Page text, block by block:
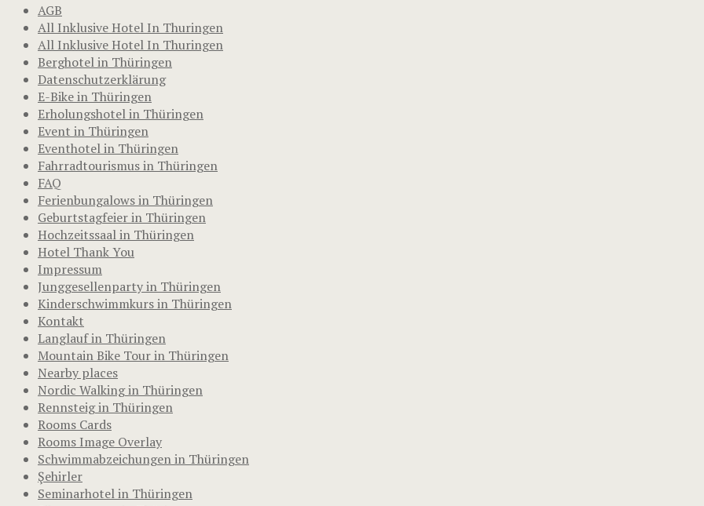
AGB
All Inklusive Hotel In Thuringen
All Inklusive Hotel In Thuringen
Berghotel in Thüringen
Datenschutzerklärung
E-Bike in Thüringen
Erholungshotel in Thüringen
Event in Thüringen
Eventhotel in Thüringen
Fahrradtourismus in Thüringen
FAQ
Ferienbungalows in Thüringen
Geburtstagfeier in Thüringen
Hochzeitssaal in Thüringen
Hotel Thank You
Impressum
Junggesellenparty in Thüringen
Kinderschwimmkurs in Thüringen
Kontakt
Langlauf in Thüringen
Mountain Bike Tour in Thüringen
Nearby places
Nordic Walking in Thüringen
Rennsteig in Thüringen
Rooms Cards
Rooms Image Overlay
Schwimmabzeichungen in Thüringen
Şehirler
Seminarhotel in Thüringen